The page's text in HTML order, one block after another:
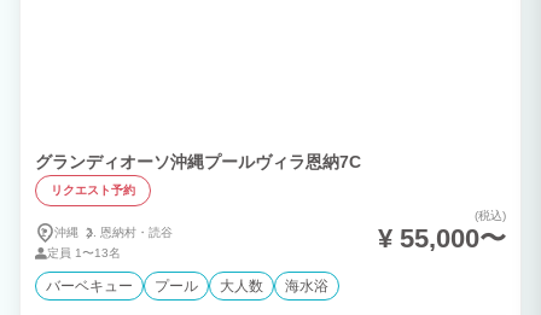
グランディオーソ沖縄プールヴィラ恩納7C
リクエスト予約
沖縄 恩納村・ 読谷
定員 1〜13名
(税込)
¥ 55,000〜
バーベキュー プール 大人数 海水浴